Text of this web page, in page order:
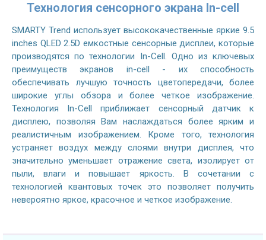
Технология сенсорного экрана In-cell
SMARTY Trend использует высококачественные яркие 9.5
inches QLED 2.5D емкостные сенсорные дисплеи, которые
производятся по технологии In-Cell. Одно из ключевых
преимуществ экранов in-cell - их способность
обеспечивать лучшую точность цветопередачи, более
широкие углы обзора и более четкое изображение.
Технология In-Cell приближает сенсорный датчик к
дисплею, позволяя Вам наслаждаться более ярким и
реалистичным изображением. Кроме того, технология
устраняет воздух между слоями внутри дисплея, что
значительно уменьшает отражение света, изолирует от
пыли, влаги и повышает яркость. В сочетании с
технологией квантовых точек это позволяет получить
невероятно яркое, красочное и четкое изображение.